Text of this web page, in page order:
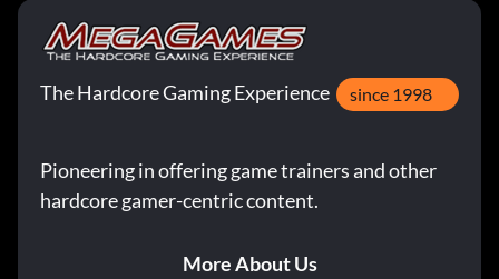
The Hardcore Gaming Experience since 1998
Pioneering in offering game trainers and other
hardcore gamer-centric content.
More About Us